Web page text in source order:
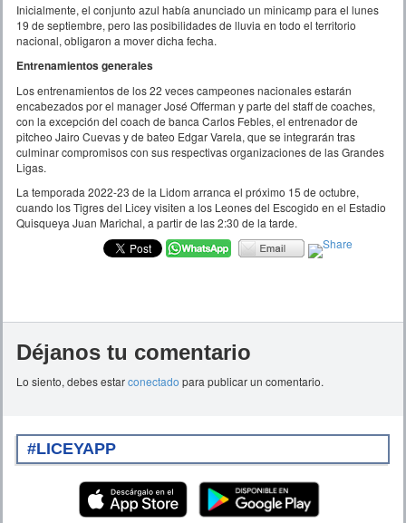
Inicialmente, el conjunto azul había anunciado un minicamp para el lunes
19 de septiembre, pero las posibilidades de lluvia en todo el territorio
nacional, obligaron a mover dicha fecha.
Entrenamientos generales
Los entrenamientos de los 22 veces campeones nacionales estarán
encabezados por el manager José Offerman y parte del staff de coaches,
con la excepción del coach de banca Carlos Febles, el entrenador de
pitcheo Jairo Cuevas y de bateo Edgar Varela, que se integrarán tras
culminar compromisos con sus respectivas organizaciones de las Grandes
Ligas.
La temporada 2022-23 de la Lidom arranca el próximo 15 de octubre,
cuando los Tigres del Licey visiten a los Leones del Escogido en el Estadio
Quisqueya Juan Marichal, a partir de las 2:30 de la tarde.
Déjanos tu comentario
Lo siento, debes estarconectado para publicar un comentario.
#LICEYAPP